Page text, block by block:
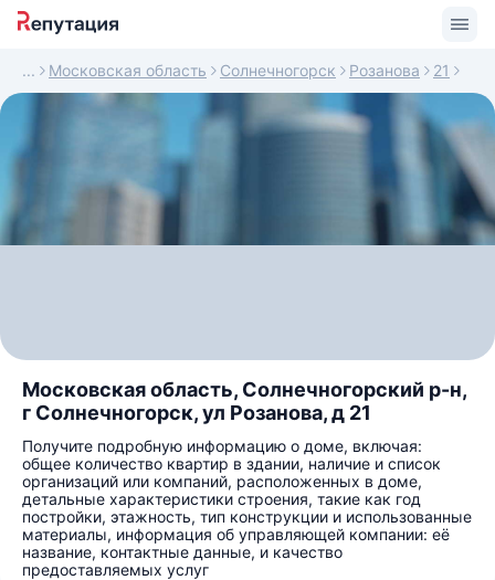
Московская область Солнечногорск Розанова 21
Московская область, Солнечногорский р-н,
г Солнечногорск, ул Розанова, д 21
Получите подробную информацию о доме, включая:
общее количество квартир в здании, наличие и список
организаций или компаний, расположенных в доме,
детальные характеристики строения, такие как год
постройки, этажность, тип конструкции и использованные
материалы, информация об управляющей компании: её
название, контактные данные, и качество
предоставляемых услуг